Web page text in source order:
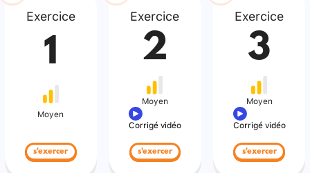
Exercice
1
Moyen
s'exercer
Exercice
2
Moyen
Corrigé vidéo
s'exercer
Exercice
3
Moyen
Corrigé vidéo
s'exercer